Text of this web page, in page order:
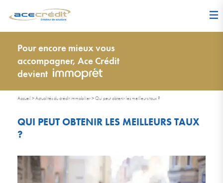
Pour encore mieux vous
accompagner, Ace Crédit
devient
Accueil >Actualités du crédit immobilier>Qui peut obtenir les meilleurs taux ?
QUI PEUT OBTENIR LES MEILLEURS TAUX
?